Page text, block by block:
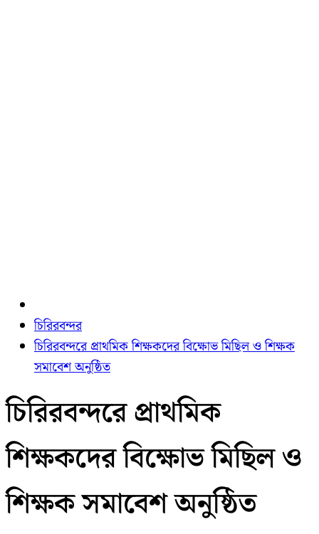
চিরিরবন্দর
চিরিরবন্দরে প্রাথমিক শিক্ষকদের বিক্ষোভ মিছিল ও শিক্ষক
সমাবেশ অনুষ্ঠিত
চিরিরবন্দরে প্রাথমিক
শিক্ষকদের বিক্ষোভ মিছিল ও
শিক্ষক সমাবেশ অনুষ্ঠিত